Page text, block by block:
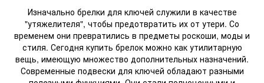
Изначально брелки для ключей служили в качестве
"утяжелителя", чтобы предотвратить их от утери. Со
временем они превратились в предметы роскоши, моды и
стиля. Сегодня купить брелок можно как утилитарную
вещь, имеющую множество дополнительных назначений.
Современные подвески для ключей обладают разными